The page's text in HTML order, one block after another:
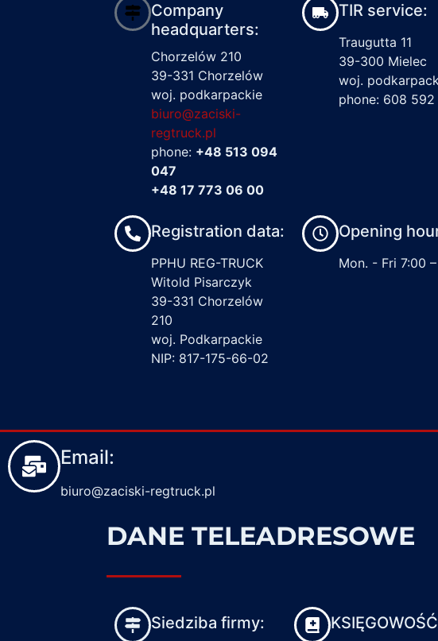
Company
headquarters:
Chorzelów 210
39-331 Chorzelów
woj. podkarpackie
biuro@zaciski-
regtruck.pl
phone: +48 513 094
047
+48 17 773 06 00
TIR service:
Traugutta 11
39-300 Mielec
woj.
phone: 608 592
Registration data:
PPHU REG-TRUCK
Witold Pisarczyk
39-331 Chorzelów
210
woj. Podkarpackie
NIP: 817-175-66-02
Opening
Mon. - Fri 7:00
Email:
biuro@zaciski-regtruck.pl
DANE TELEADRESOWE
Siedziba firmy: KSIĘGOWOŚĆ